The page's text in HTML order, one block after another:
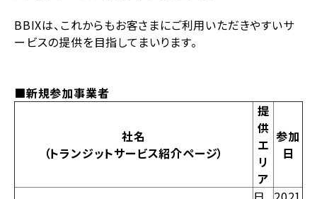
BBIXは、これからもお客さまにご利用いただきやすいサ
ービスの提供を目指してまいります。
■新規参加事業者
社名
（トランジットサービス紹介ページ）
提
供
エ
リ
ア
参加
日